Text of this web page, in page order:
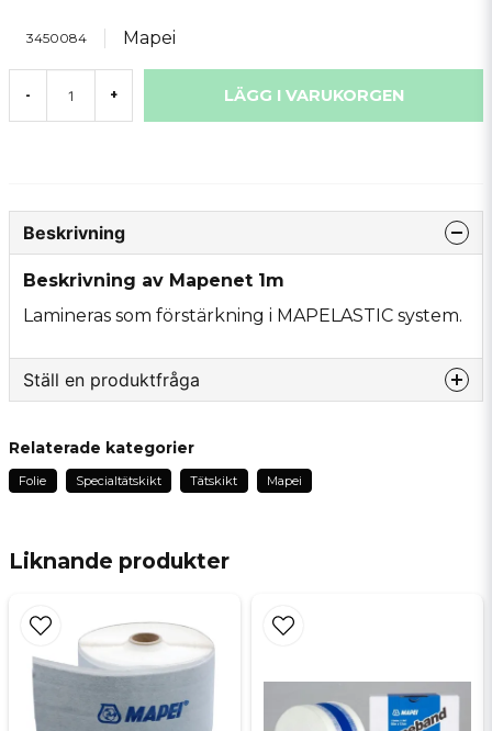
3450084 Mapei
- + LÄGG I VARUKORGEN
Liknande produkter
Beskrivning
Beskrivning av Mapenet 1m
Lamineras som förstärkning i MAPELASTIC system.
Ställ en produktfråga
Fråga oss något om denna produkten...
Namn
email
Mejladress
Relaterade kategorier
Folie Specialtätskikt Tätskikt Mapei